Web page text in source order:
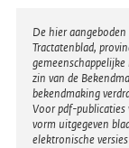
Disclaimer
De hier
Tractatenblad,
zin van de
bekendmaking
Voor pdf-publicaties
vorm uitgegeven
elektronische